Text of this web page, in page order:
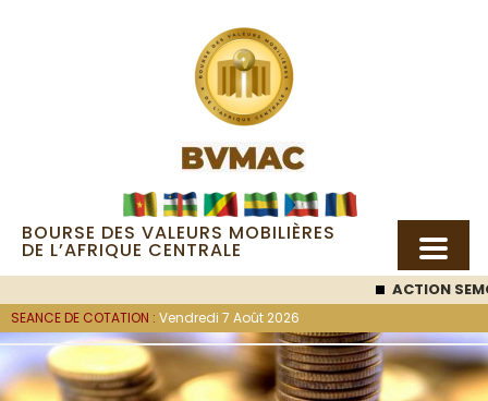
BOURSE DES VALEURS MOBILIÈRES
DE L’AFRIQUE CENTRALE
ACTION SEMC
SEANCE DE COTATION : Vendredi 7 Août 2026